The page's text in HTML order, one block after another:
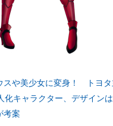
スや美少女に変身！ トヨタ
化キャラクター、デザイン
考案